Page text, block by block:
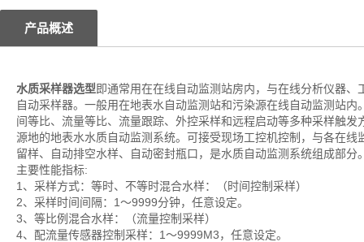
产品概述
水质采样器选型即通常用在在线自动监测站房内，与在线分析仪器
自动采样器。一般用在地表水自动监测站和污染源在线自动监测站
间等比、流量等比、流量跟踪、外控采样和远程启动等多种采样触
源地的地表水水质自动监测系统。可接受现场工控机控制，与各在
留样、自动排空水样、自动密封瓶口，是水质自动监测系统组成部分
主要性能指标:
1、采样方式：等时、不等时混合水样：（时间控制采样）
2、采样时间间隔：1～9999分钟，任意设定。
3、等比例混合水样：（流量控制采样）
4、配流量传感器控制采样：1～9999M3，任意设定。